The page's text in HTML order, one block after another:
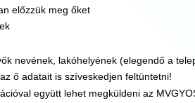
előzzük meg őket
nevének, lakóhelyének (elegendő a
ő adatait is szíveskedjen feltüntetni!
együtt lehet megküldeni az